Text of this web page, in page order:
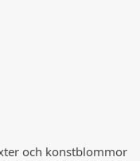
och konstblommor